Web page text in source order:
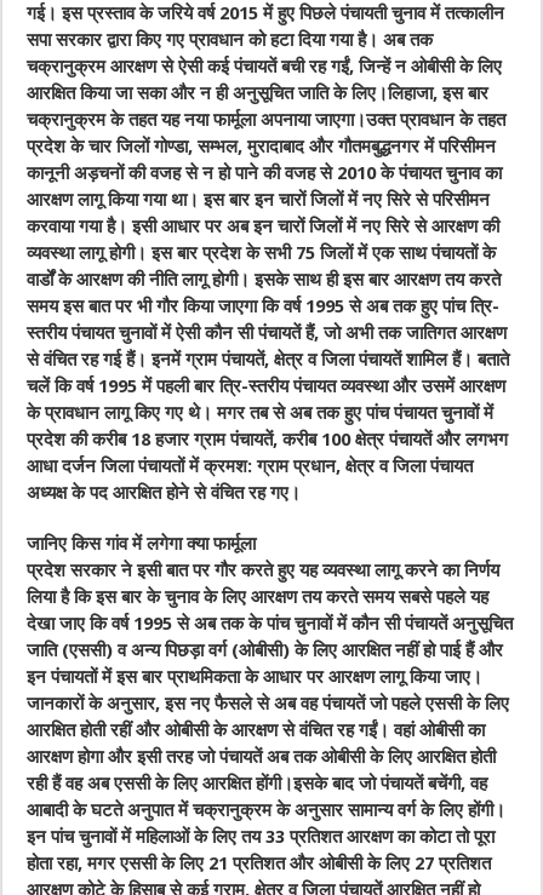
गई। इस प्रस्ताव के जरिये वर्ष 2015 में हुए पिछले पंचायती चुनाव में तत्कालीन
सपा सरकार द्वारा किए गए प्रावधान को हटा दिया गया है। अब तक
चक्रानुक्रम आरक्षण से ऐसी कई पंचायतें बची रह गईं, जिन्हें न ओबीसी के लिए
आरक्षित किया जा सका और न ही अनुसूचित जाति के लिए।लिहाजा, इस बार
चक्रानुक्रम के तहत यह नया फार्मूला अपनाया जाएगा।उक्त प्रावधान के तहत
प्रदेश के चार जिलों गोण्डा, सम्भल, मुरादाबाद और गौतमबुद्धनगर में परिसीमन
कानूनी अड़चनों की वजह से न हो पाने की वजह से 2010 के पंचायत चुनाव का
आरक्षण लागू किया गया था। इस बार इन चारों जिलों में नए सिरे से परिसीमन
करवाया गया है। इसी आधार पर अब इन चारों जिलों में नए सिरे से आरक्षण की
व्यवस्था लागू होगी। इस बार प्रदेश के सभी 75 जिलों में एक साथ पंचायतों के
वार्डों के आरक्षण की नीति लागू होगी। इसके साथ ही इस बार आरक्षण तय करते
समय इस बात पर भी गौर किया जाएगा कि वर्ष 1995 से अब तक हुए पांच त्रि-
स्तरीय पंचायत चुनावों में ऐसी कौन सी पंचायतें हैं, जो अभी तक जातिगत आरक्षण
से वंचित रह गई हैं। इनमें ग्राम पंचायतें, क्षेत्र व जिला पंचायतें शामिल हैं। बताते
चलें कि वर्ष 1995 में पहली बार त्रि-स्तरीय पंचायत व्यवस्था और उसमें आरक्षण
के प्रावधान लागू किए गए थे। मगर तब से अब तक हुए पांच पंचायत चुनावों में
प्रदेश की करीब 18 हजार ग्राम पंचायतें, करीब 100 क्षेत्र पंचायतें और लगभग
आधा दर्जन जिला पंचायतों में क्रमश: ग्राम प्रधान, क्षेत्र व जिला पंचायत
अध्यक्ष के पद आरक्षित होने से वंचित रह गए।
जानिए किस गांव में लगेगा क्या फार्मूला
प्रदेश सरकार ने इसी बात पर गौर करते हुए यह व्यवस्था लागू करने का निर्णय
लिया है कि इस बार के चुनाव के लिए आरक्षण तय करते समय सबसे पहले यह
देखा जाए कि वर्ष 1995 से अब तक के पांच चुनावों में कौन सी पंचायतें अनुसूचित
जाति (एससी) व अन्य पिछड़ा वर्ग (ओबीसी) के लिए आरक्षित नहीं हो पाई हैं और
इन पंचायतों में इस बार प्राथमिकता के आधार पर आरक्षण लागू किया जाए।
जानकारों के अनुसार, इस नए फैसले से अब वह पंचायतें जो पहले एससी के लिए
आरक्षित होती रहीं और ओबीसी के आरक्षण से वंचित रह गईं। वहां ओबीसी का
आरक्षण होगा और इसी तरह जो पंचायतें अब तक ओबीसी के लिए आरक्षित होती
रही हैं वह अब एससी के लिए आरक्षित होंगी।इसके बाद जो पंचायतें बचेंगी, वह
आबादी के घटते अनुपात में चक्रानुक्रम के अनुसार सामान्य वर्ग के लिए होंगी।
इन पांच चुनावों में महिलाओं के लिए तय 33 प्रतिशत आरक्षण का कोटा तो पूरा
होता रहा, मगर एससी के लिए 21 प्रतिशत और ओबीसी के लिए 27 प्रतिशत